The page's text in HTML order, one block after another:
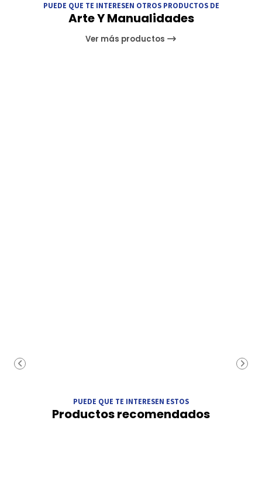
PUEDE QUE TE INTERESEN OTROS PRODUCTOS DE
Arte Y Manualidades
Ver más productos
PUEDE QUE TE INTERESEN ESTOS
Productos recomendados